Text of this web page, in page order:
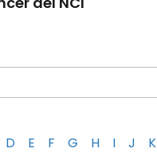
D E F G H I J K